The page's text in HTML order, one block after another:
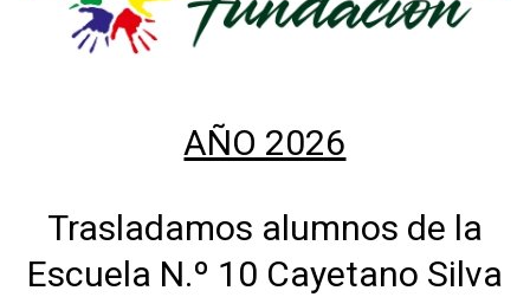
AÑO 2026
Trasladamos alumnos de la
Escuela N.º 10 Cayetano Silva